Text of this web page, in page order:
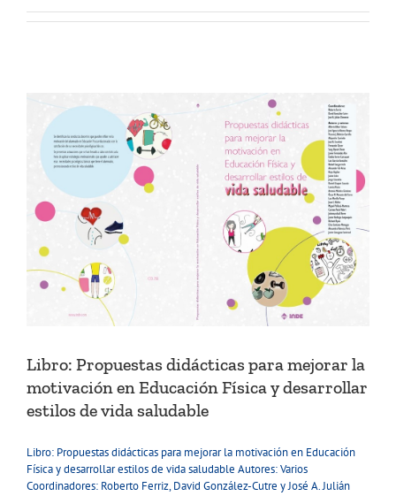
Libro: Propuestas didácticas para mejorar la
motivación en Educación Física y desarrollar
estilos de vida saludable
Libro: Propuestas didácticas para mejorar la motivación en Educación
Física y desarrollar estilos de vida saludable Autores: Varios
Coordinadores: Roberto Ferriz, David González-Cutre y José A. Julián